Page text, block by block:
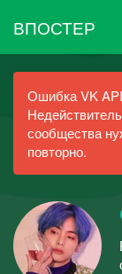
ВПОСТЕР
Ошибка VK
сообщества
повторно.